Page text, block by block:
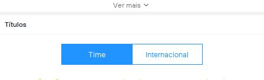
Ver mais
Títulos
Time Internacional